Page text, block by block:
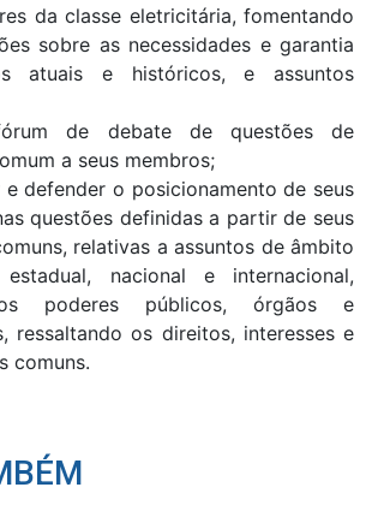
da classe eletricitária, fomentando
sobre as necessidades e garantia
atuais e históricos, e assuntos
de debate de questões de
a seus membros;
e defender o posicionamento de seus
questões definidas a partir de seus
relativas a assuntos de âmbito
estadual, nacional e internacional,
poderes públicos, órgãos e
ressaltando os direitos, interesses e
comuns.